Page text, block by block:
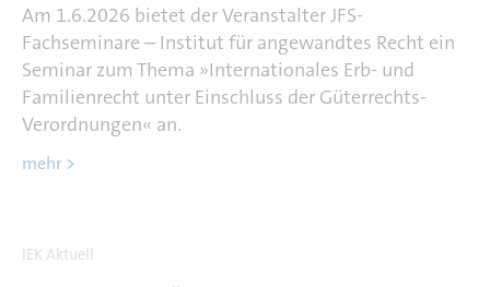
Am 1.6.2026 bietet der Veranstalter JFS-
Fachseminare – Institut für angewandtes Recht ein
Seminar zum Thema »Internationales Erb- und
Familienrecht unter Einschluss der Güterrechts-
Verordnungen« an.
mehr >
IEK Aktuell